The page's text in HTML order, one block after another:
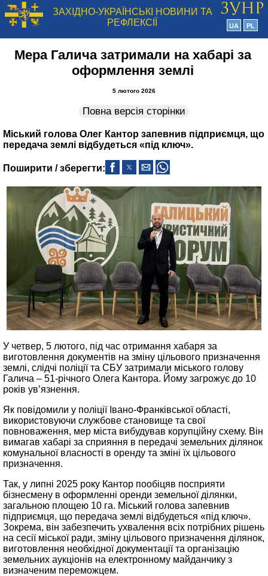
ЗАХІДНО-УКРАЇНСЬКІ НОВИНИ ТА
РЕФЛЕКСІЇ
UA PL
Мера Галича затримали на хабарі за
оформлення землі
5 лютого 2026
Повна версія сторінки
Міський голова Олег Кантор запевнив підприємця, що
передача землі відбудеться «під ключ».
Поширити / зберегти:
У четвер, 5 лютого, під час отримання хабаря за
виготовлення документів на зміну цільового призначення
землі, слідчі поліції та СБУ затримали міського голову
Галича – 51-річного Олега Кантора. Йому загрожує до 10
років ув’язнення.
Як повідомили у поліції Івано-Франківської області,
використовуючи службове становище та свої
повноваження, мер міста вибудував корупційну схему. Він
вимагав хабарі за сприяння в передачі земельних ділянок
комунальної власності в оренду та зміні їх цільового
призначення.
Так, у липні 2025 року Кантор пообіцяв посприяти
бізнесмену в оформленні оренди земельної ділянки,
загальною площею 10 га. Міський голова запевнив
підприємця, що передача землі відбудеться «під ключ».
Зокрема, він забезпечить ухвалення всіх потрібних рішень
на сесії міської ради, зміну цільового призначення ділянок,
виготовлення необхідної документації та організацію
земельних аукціонів на електронному майданчику з
визначеним переможцем.